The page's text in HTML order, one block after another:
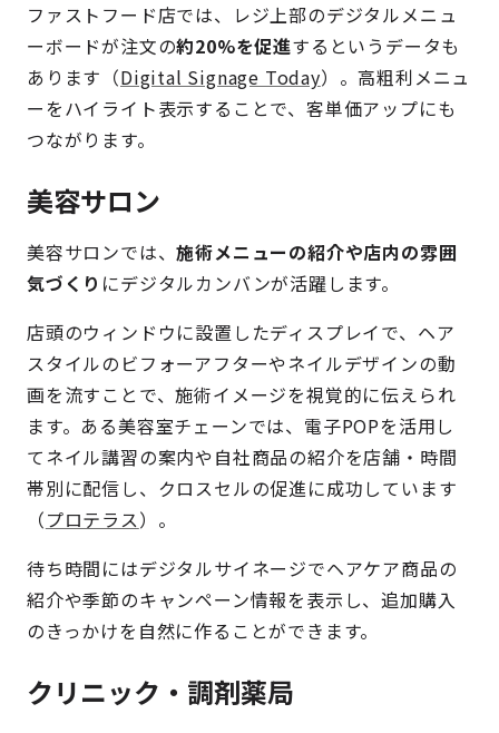
ファストフード店では、レジ上部のデジタルメニュ
ーボードが注文の約20%を促進するというデータも
あります（Digital Signage Today）。高粗利メニュ
ーをハイライト表示することで、客単価アップにも
つながります。
美容サロン
美容サロンでは、施術メニューの紹介や店内の雰囲
気づくり にデジタルカンバンが活躍します。
店頭のウィンドウに設置したディスプレイで、ヘア
スタイルのビフォーアフターやネイルデザインの動
画を流すことで、施術イメージを視覚的に伝えられ
ます。ある美容室チェーンでは、電子POPを活用し
てネイル講習の案内や自社商品の紹介を店舗・時間
帯別に配信し、クロスセルの促進に成功しています
（プロテラス）。
待ち時間にはデジタルサイネージでヘアケア商品の
紹介や季節のキャンペーン情報を表示し、追加購入
のきっかけを自然に作ることができます。
クリニック・調剤薬局